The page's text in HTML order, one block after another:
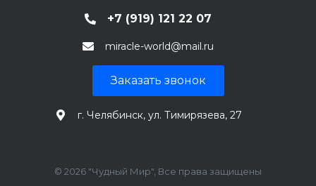
+7 (919) 121 22 07
miracle-world@mail.ru
Заказать звонок
г. Челябинск, ул. Тимирязева, 27
© 2026 "Чудный Мир", Все права защищены